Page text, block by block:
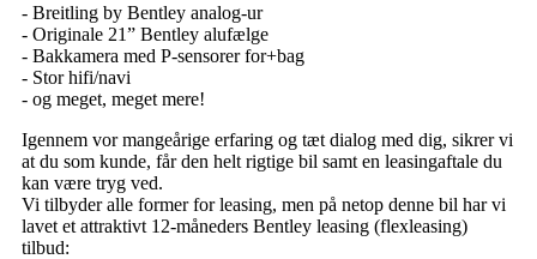
- Breitling by Bentley analog-ur
- Originale 21” Bentley alufælge
- Bakkamera med P-sensorer for+bag
- Stor hifi/navi
- og meget, meget mere!
Igennem vor mangeårige erfaring og tæt dialog med dig, sikrer vi
at du som kunde, får den helt rigtige bil samt en leasingaftale du
kan være tryg ved.
Vi tilbyder alle former for leasing, men på netop denne bil har vi
lavet et attraktivt 12-måneders Bentley leasing (flexleasing)
tilbud: